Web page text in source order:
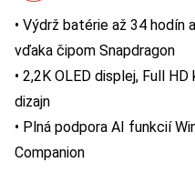
• Výdrž batérie až 34
vďaka čipom Snapdragon
• 2,2K OLED displej, Full
dizajn
• Plná podpora AI funkcií
Companion